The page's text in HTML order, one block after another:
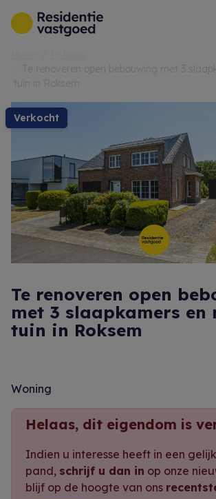
Menu overslaan en naar de inhoud
verkocht
Te renoveren open
met 3 slaapkamers en
tuin in Roksem
Woning
Helaas, dit eigendom is
Indien u interesse heeft in een
pand, schrijf u dan in op onze
blijf op de hoogte van ons